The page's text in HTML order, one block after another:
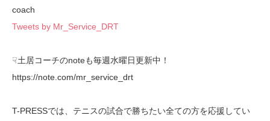
coach
Tweets by Mr_Service_DRT
☟土居コーチのnoteも毎週水曜日更新中！
https://note.com/mr_service_drt
T-PRESSでは、テニスの試合で勝ちたい全ての方を応援してい